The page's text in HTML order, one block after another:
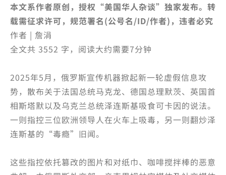
本文系作者原创，授权“美国华人杂谈”独家发布。转
载需征求许可，规范署名(公号名/ID/作者)，违者必究
作者 | 詹涓
全文共 3552 字，阅读大约需要7分钟
2025年5月，俄罗斯宣传机器掀起新一轮虚假信息攻
势，散布关于法国总统马克龙、德国总理默茨、英国首
相斯塔默以及乌克兰总统泽连斯基吸食可卡因的说法。
一则指控三位欧洲领导人在火车上吸毒，另一则翻炒泽
连斯基的“毒瘾”旧闻。
这些指控依托篡改的图片和对纸巾、咖啡搅拌棒的恶意